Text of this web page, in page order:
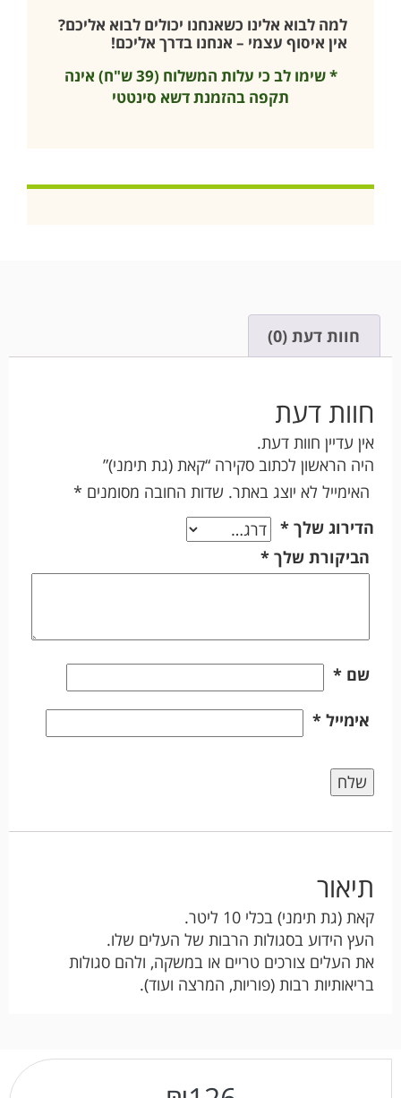
למה לבוא אלינו כשאנחנו יכולים לבוא אליכם?
אין איסוף עצמי – אנחנו בדרך אליכם!
* שימו לב כי עלות המשלוח (39 ש"ח) אינה
תקפה בהזמנת דשא סינטטי
חוות דעת (0)
חוות דעת
אין עדיין חוות דעת.
היה הראשון לכתוב סקירה “קאת (גת תימני)”
האימייל לא יוצג באתר. שדות החובה מסומנים *
הדירוג שלך *
הביקורת שלך *
שם *
אימייל *
תיאור
קאת (גת תימני) בכלי 10 ליטר.
העץ הידוע בסגולות הרבות של העלים שלו.
את העלים צורכים טריים או במשקה, ולהם סגולות
בריאותיות רבות (פוריות, המרצה ועוד).